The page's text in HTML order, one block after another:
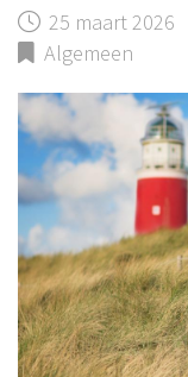
25 maart 2026
Algemeen